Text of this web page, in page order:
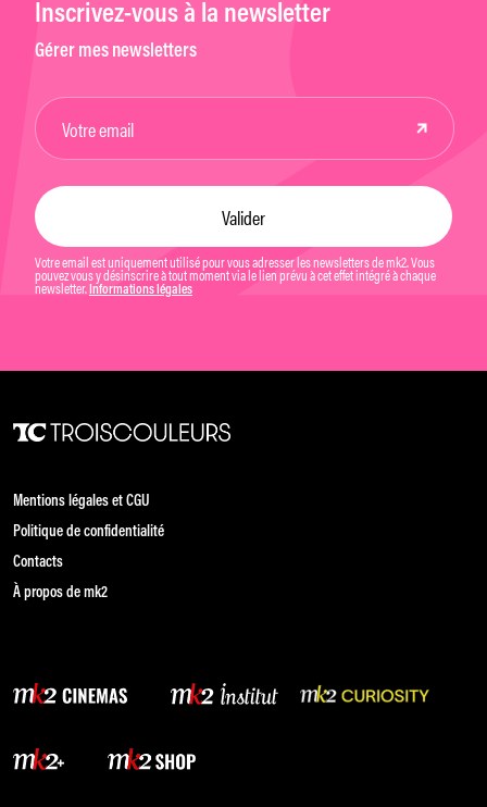
Inscrivez-vous à la newsletter
Gérer mes newsletters
Votre email est uniquement utilisé pour vous adresser les newsletters de mk2. Vous
pouvez vous y désinscrire à tout moment via le lien prévu à cet effet intégré à chaque
newsletter. Informations légales
Mentions légales et CGU
Politique de confidentialité
Contacts
À propos de mk2